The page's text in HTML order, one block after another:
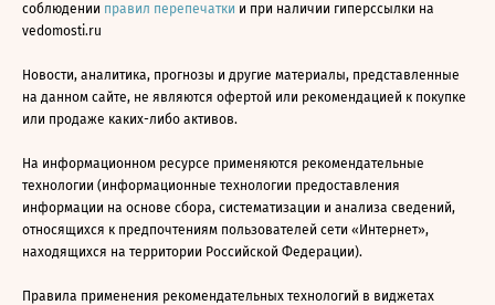
соблюдении правил перепечатки и при наличии гиперссылки на
vedomosti.ru
Новости, аналитика, прогнозы и другие материалы, представленные
на данном сайте, не являются офертой или рекомендацией к покупке
или продаже каких-либо активов.
На информационном ресурсе применяются рекомендательные
технологии (информационные технологии предоставления
информации на основе сбора, систематизации и анализа сведений,
относящихся к предпочтениям пользователей сети «Интернет»,
находящихся на территории Российской Федерации).
Правила применения рекомендательных технологий в виджетах